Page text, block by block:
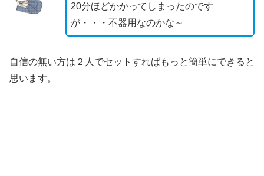
20分ほどかかってしまったのです
が・・・不器用なのかな～
自信の無い方は２人でセットすればもっと簡単にできると
思います。